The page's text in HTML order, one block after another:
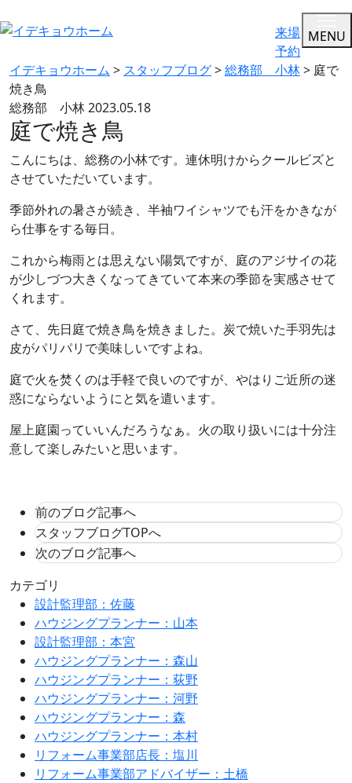
来場
予約
MENU
イデキョウホーム > スタッフブログ>総務部 小林> 庭で
焼き鳥
総務部 小林2023.05.18
庭で焼き鳥
こんにちは、総務の小林です。連休明けからクールビズと
させていただいています。
季節外れの暑さが続き、半袖ワイシャツでも汗をかきなが
ら仕事をする毎日。
これから梅雨とは思えない陽気ですが、庭のアジサイの花
が少しづつ大きくなってきていて本来の季節を実感させて
くれます。
さて、先日庭で焼き鳥を焼きました。炭で焼いた手羽先は
皮がパリパリで美味しいですよね。
庭で火を焚くのは手軽で良いのですが、やはりご近所の迷
惑にならないようにと気を遣います。
屋上庭園っていいんだろうなぁ。火の取り扱いには十分注
意して楽しみたいと思います。
前のブログ記事へ
スタッフブログTOPへ
次のブログ記事へ
カテゴリ
設計監理部：佐藤
ハウジングプランナー：山本
設計監理部：本宮
ハウジングプランナー：森山
ハウジングプランナー：荻野
ハウジングプランナー：河野
ハウジングプランナー：森
ハウジングプランナー：本村
リフォーム事業部店長：塩川
リフォーム事業部アドバイザー：土橋